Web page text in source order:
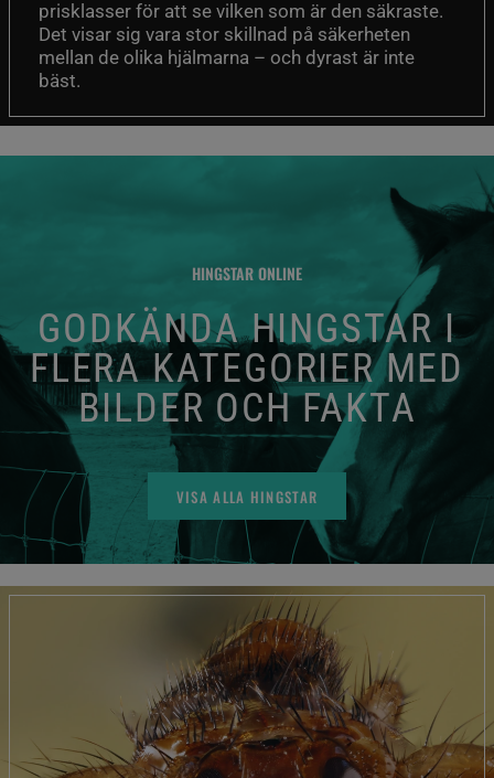
prisklasser för att se vilken som är den säkraste.
Det visar sig vara stor skillnad på säkerheten
mellan de olika hjälmarna – och dyrast är inte
bäst.
HINGSTAR ONLINE
GODKÄNDA HINGSTAR I
FLERA KATEGORIER MED
BILDER OCH FAKTA
VISA ALLA HINGSTAR